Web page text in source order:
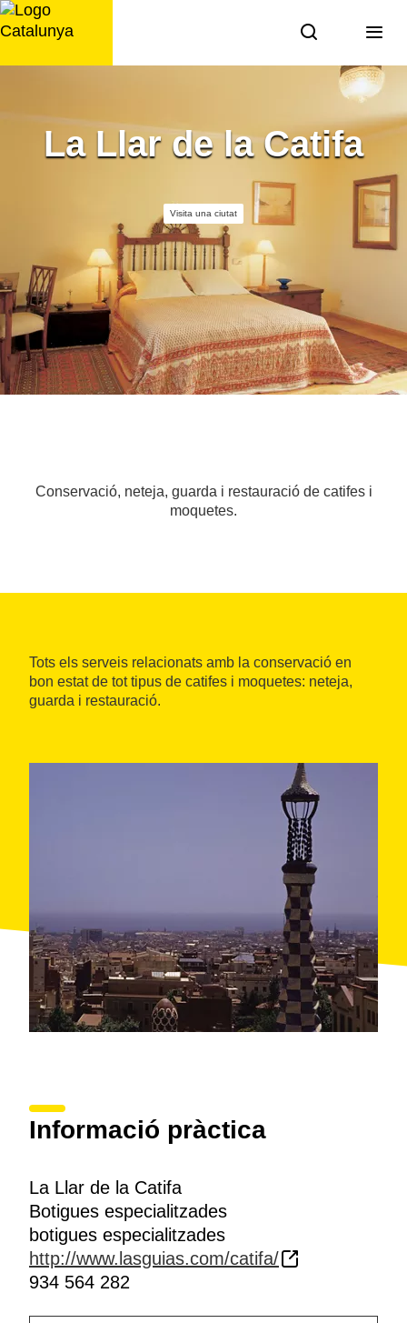
Saltar
al
La Llar de la Catifa
Visita una ciutat
Conservació, neteja, guarda i restauració de catifes i
moquetes.
Tots els serveis relacionats amb la conservació en
bon estat de tot tipus de catifes i moquetes: neteja,
guarda i restauració.
Informació pràctica
La Llar de la Catifa
Botigues especialitzades
botigues especialitzades
http://www.lasguias.com/catifa/
934 564 282